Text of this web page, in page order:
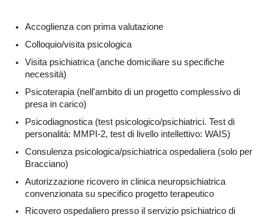
Accoglienza con prima valutazione
Colloquio/visita psicologica
Visita psichiatrica (anche domiciliare su specifiche
necessità)
Psicoterapia (nell'ambito di un progetto complessivo di
presa in carico)
Psicodiagnostica (test psicologico/psichiatrici. Test di
personalità: MMPI-2, test di livello intellettivo: WAIS)
Consulenza psicologica/psichiatrica ospedaliera (solo per
Bracciano)
Autorizzazione ricovero in clinica neuropsichiatrica
convenzionata su specifico progetto terapeutico
Ricovero ospedaliero presso il servizio psichiatrico di